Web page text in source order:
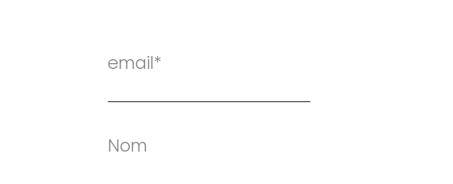
email*
Nom